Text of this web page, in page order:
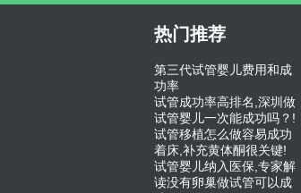
热门推荐
第三代试管婴儿费用和成
功率
试管成功率高排名,深圳做
试管婴儿一次能成功吗？!
试管移植怎么做容易成功
着床,补充黄体酮很关键!
试管婴儿纳入医保,专家解
读没有卵巢做试管可以成